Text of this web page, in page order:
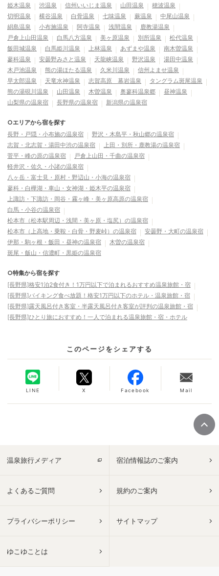
姫木温泉 渋温泉 信州いいじま温泉 山田温泉
穂波温泉
切明温泉
横谷温泉 白骨温泉 七味温泉 蕨温泉
中尾山温泉
絹島温泉
小布施温泉 阿寺温泉 浅間温泉
鹿教湯温泉
戸倉上山田温泉
白馬八方温泉 美ヶ原温泉 別所温泉
松代温泉
飯田城温泉
白馬姫川温泉 上林温泉 あずまや温泉
南木曽温泉
蓼科温泉
安曇野みさと温泉 天龍峡温泉 野沢温泉
湯田中温泉
木戸池温泉
熊の湯ほたる温泉 久米川温泉
信州よませ温泉
早太郎温泉
天竜水神温泉 志賀高原 幕岩温泉
タングラム斑尾温泉
熊の湯硯川温泉
山田温泉 木曽温泉 奥蓼科温泉郷
昼神温泉
山梨県の温泉宿
長野県の温泉宿 新潟県の温泉宿
○エリアから宿を探す
長野・戸隠・小布施の温泉宿
野沢・木島平・秋山郷の温泉宿
志賀・北志賀・湯田中渋の温泉宿
上田・別所・鹿教湯の温泉宿
菅平・峰の原の温泉宿
戸倉上山田・千曲の温泉宿
軽井沢・佐久・小諸の温泉宿
八ヶ岳・富士見・原村・野辺山・小海の温泉宿
蓼科・白樺湖・車山・女神湖・姫木平の温泉宿
上諏訪・下諏訪・岡谷・霧ヶ峰・美ヶ原高原の温泉宿
白馬・小谷の温泉宿
松本市（松本駅周辺・浅間・美ヶ原・塩尻）の温泉宿
松本市（上高地・乗鞍・白骨・野麦峠）の温泉宿
安曇野・大町の温泉宿
伊那・駒ヶ根・飯田・昼神の温泉宿
木曽の温泉宿
斑尾・飯山・信濃町・黒姫の温泉宿
○特集から宿を探す
[長野県]格安1泊2食付き！1万円以下で泊まれるおすすめ温泉旅館・宿
[長野県]バイキング食べ放題！格安1万円以下のホテル・温泉旅館・宿
[長野県]露天風呂付き客室・半露天風呂付き客室が評判の温泉旅館・宿
[長野県]ひとり旅におすすめ！一人で泊まれる温泉旅館・宿・ホテル
このページをシェアする
LINE X Facebook Mail
温泉旅行メディア 宿泊情報誌のご案内
よくあるご質問 規約のご案内
プライバシーポリシー サイトマップ
ゆこゆことは